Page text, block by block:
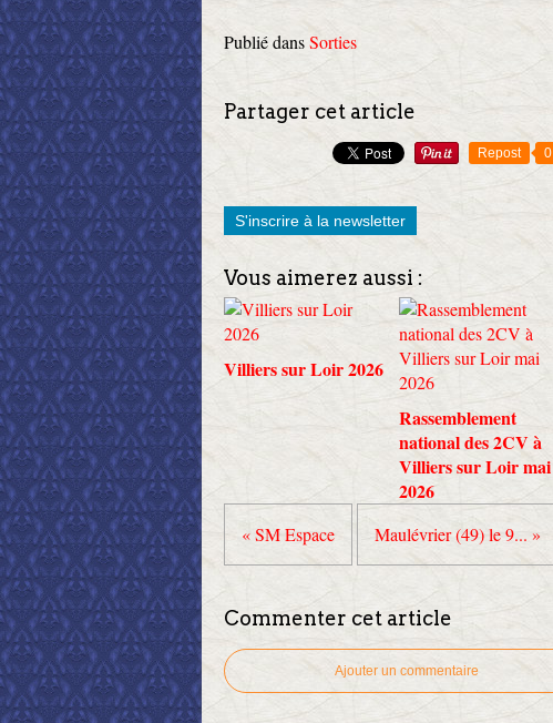
Publié dansSorties
Partager cet article
Repost 0
S'inscrire à la newsletter
Vous aimerez aussi :
Villiers sur Loir 2026
Rassemblement
national des 2CV à
Villiers sur Loir mai
2026
« SM Espace Maulévrier (49) le 9... »
Commenter cet article
Ajouter un commentaire